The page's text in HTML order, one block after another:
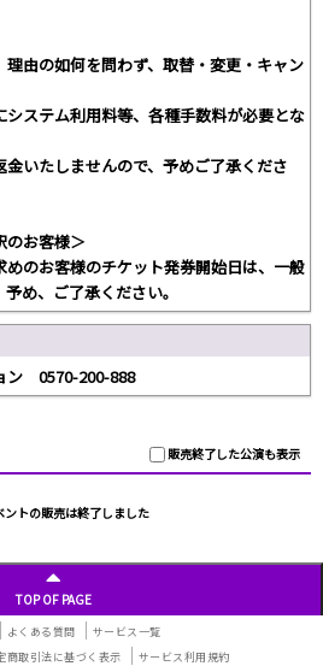
由の如何を問わず、取替・変更・キャン
ステム利用料等、各種手数料が必要とな
いたしませんので、予めご了承くださ
のお客様＞
のお客様のチケット発券開始日は、一般
め、ご了承ください。
ン 0570-200-888
販売終了した公演も表示
ントの販売は終了しました
TOP OF PAGE
よくある質問
サービス一覧
商取引法に基づく表示 サービス利用規約